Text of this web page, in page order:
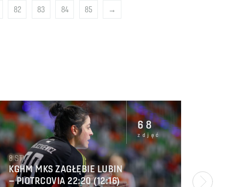
82 83 84 85 →
68
zdjęć
8STY
KGHM MKS ZAGŁĘBIE LUBIN
– PIOTRCOVIA 22:20 (12:16)